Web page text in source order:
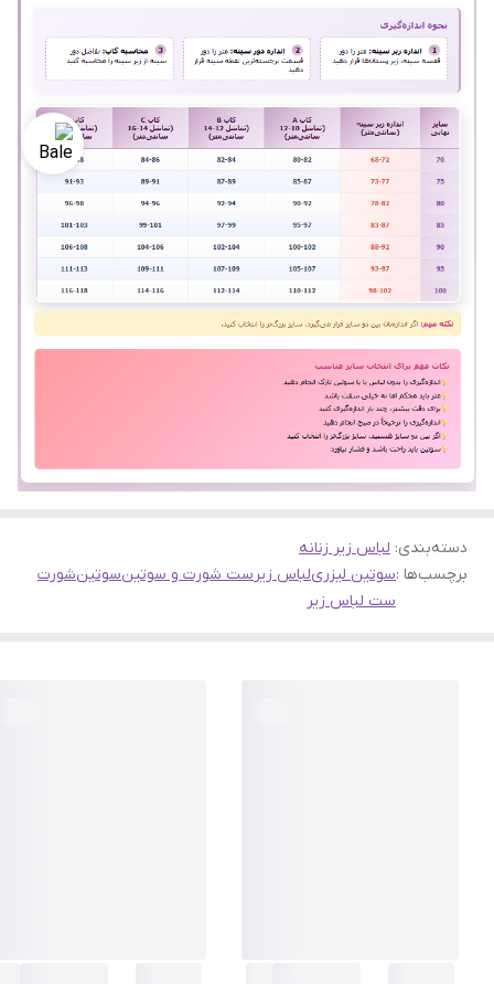
دسته‌بندی: لباس زیر زنانه
برچسب‌ها :سوتین لیزریلباس زیرست شورت و سوتینسوتینشورت
ست لباس زیر